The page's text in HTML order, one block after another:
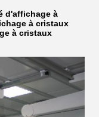
d'affichage à
à cristaux
à cristaux